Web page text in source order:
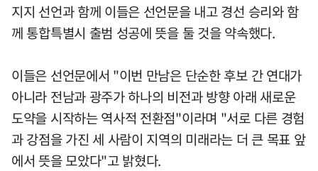
지지 선언과 함께 이들은 선언문을 내고 경선 승리와 함
께 통합특별시 출범 성공에 뜻을 둘 것을 약속했다.
이들은 선언문에서 "이번 만남은 단순한 후보 간 연대가
아니라 전남과 광주가 하나의 비전과 방향 아래 새로운
도약을 시작하는 역사적 전환점"이라며 "서로 다른 경험
과 강점을 가진 세 사람이 지역의 미래라는 더 큰 목표 앞
에서 뜻을 모았다"고 밝혔다.